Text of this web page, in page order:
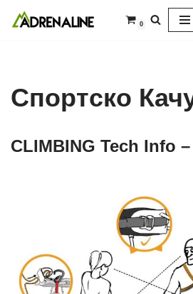
0
Спортско
CLIMBING Tech Info